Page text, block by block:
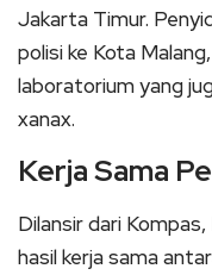
Jakarta Timur.
polisi ke Kota
laboratorium yang
xanax.
Kerja Sama
Dilansir dari
hasil kerja sama